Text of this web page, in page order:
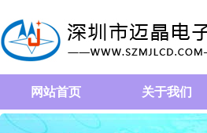
网站首页 关于我们